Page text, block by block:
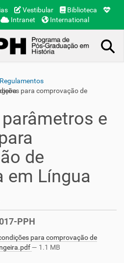
Vestibular
Biblioteca
Intranet International
estrangeira
e
de
em Língua
PPH
para comprovação de
— 1.1 MB